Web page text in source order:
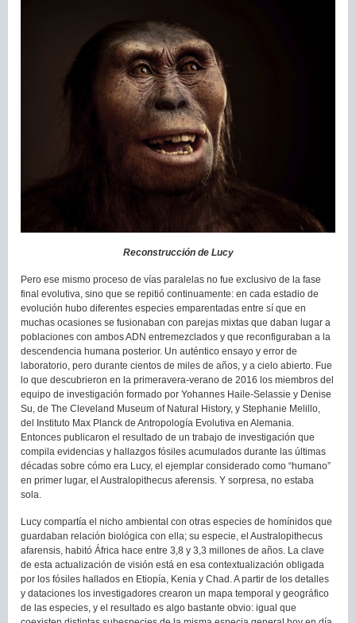
Reconstrucción de Lucy
Pero ese mismo proceso de vías paralelas no fue exclusivo de la fase
final evolutiva, sino que se repitió continuamente: en cada estadio de
evolución hubo diferentes especies emparentadas entre sí que en
muchas ocasiones se fusionaban con parejas mixtas que daban lugar a
poblaciones con ambos ADN entremezclados y que reconfiguraban a la
descendencia humana posterior. Un auténtico ensayo y error de
laboratorio, pero durante cientos de miles de años, y a cielo abierto. Fue
lo que descubrieron en la primeravera-verano de 2016 los miembros del
equipo de investigación formado por Yohannes Haile-Selassie y Denise
Su, de The Cleveland Museum of Natural History, y Stephanie Melillo,
del Instituto Max Planck de Antropología Evolutiva en Alemania.
Entonces publicaron el resultado de un trabajo de investigación que
compila evidencias y hallazgos fósiles acumulados durante las últimas
décadas sobre cómo era Lucy, el ejemplar considerado como “humano”
en primer lugar, el Australopithecus aferensis. Y sorpresa, no estaba
sola.
Lucy compartía el nicho ambiental con otras especies de homínidos que
guardaban relación biológica con ella; su especie, el Australopithecus
afarensis, habitó África hace entre 3,8 y 3,3 millones de años. La clave
de esta actualización de visión está en esa contextualización obligada
por los fósiles hallados en Etiopía, Kenia y Chad. A partir de los detalles
y dataciones los investigadores crearon un mapa temporal y geográfico
de las especies, y el resultado es algo bastante obvio: igual que